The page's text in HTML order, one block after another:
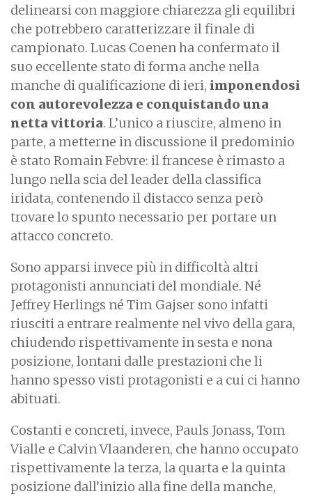
delinearsi con maggiore chiarezza gli equilibri
che potrebbero caratterizzare il finale di
campionato. Lucas Coenen ha confermato il
suo eccellente stato di forma anche nella
manche di qualificazione di ieri, imponendosi
con autorevolezza e conquistando una
netta vittoria. L’unico a riuscire, almeno in
parte, a metterne in discussione il predominio
è stato Romain Febvre: il francese è rimasto a
lungo nella scia del leader della classifica
iridata, contenendo il distacco senza però
trovare lo spunto necessario per portare un
attacco concreto.
Sono apparsi invece più in difficoltà altri
protagonisti annunciati del mondiale. Né
Jeffrey Herlings né Tim Gajser sono infatti
riusciti a entrare realmente nel vivo della gara,
chiudendo rispettivamente in sesta e nona
posizione, lontani dalle prestazioni che li
hanno spesso visti protagonisti e a cui ci hanno
abituati.
Costanti e concreti, invece, Pauls Jonass, Tom
Vialle e Calvin Vlaanderen, che hanno occupato
rispettivamente la terza, la quarta e la quinta
posizione dall’inizio alla fine della manche,